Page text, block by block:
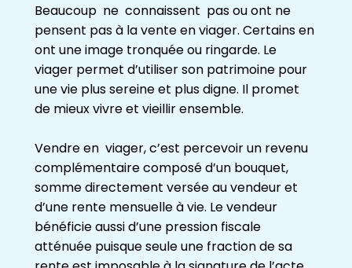
Beaucoup ne connaissent pas ou ont ne
pensent pas à la vente en viager. Certains en
ont une image tronquée ou ringarde. Le
viager permet d’utiliser son patrimoine pour
une vie plus sereine et plus digne. Il promet
de mieux vivre et vieillir ensemble.
Vendre en viager, c’est percevoir un revenu
complémentaire composé d’un bouquet,
somme directement versée au vendeur et
d’une rente mensuelle à vie. Le vendeur
bénéficie aussi d’une pression fiscale
atténuée puisque seule une fraction de sa